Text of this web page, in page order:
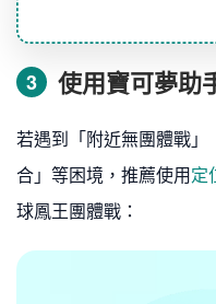
3 使用寶可夢助
若遇到「附近無團體戰
合」等困境，推薦使用定
球鳳王團體戰：